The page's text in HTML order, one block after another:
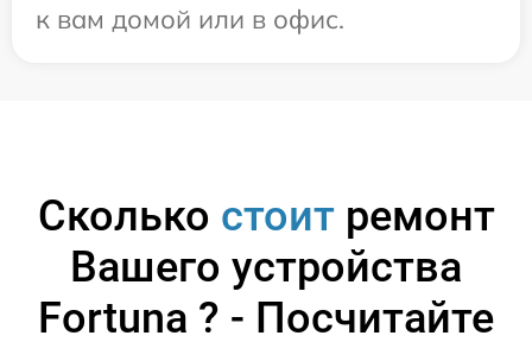
к вам домой или в офис.
Сколько стоитремонт
Вашего устройства
Fortuna ? - Посчитайте